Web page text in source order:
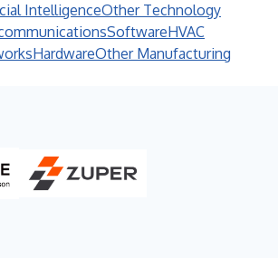
IntelligenceOther Technology
SoftwareHVAC
HardwareOther Manufacturing